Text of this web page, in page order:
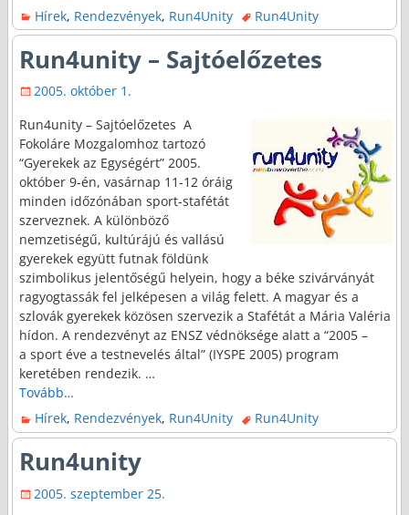
Hírek, Rendezvények, Run4Unity Run4Unity
Run4unity – Sajtóelőzetes
2005. október 1.
Run4unity – Sajtóelőzetes A
Fokoláre Mozgalomhoz tartozó
“Gyerekek az Egységért” 2005.
október 9-én, vasárnap 11-12 óráig
minden időzónában sport-stafétát
szerveznek. A különböző
nemzetiségű, kultúrájú és vallású
gyerekek együtt futnak földünk
szimbolikus jelentőségű helyein, hogy a béke szivárványát
ragyogtassák fel jelképesen a világ felett. A magyar és a
szlovák gyerekek közösen szervezik a Stafétát a Mária Valéria
hídon. A rendezvényt az ENSZ védnöksége alatt a “2005 –
a sport éve a testnevelés által” (IYSPE 2005) program
keretében rendezik. …
Tovább…
Hírek, Rendezvények, Run4Unity Run4Unity
Run4unity
2005. szeptember 25.